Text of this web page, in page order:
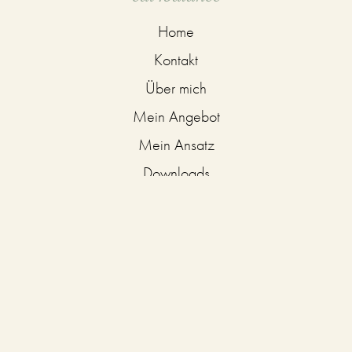
Home
Kontakt
Über mich
Mein Angebot
Mein Ansatz
Downloads